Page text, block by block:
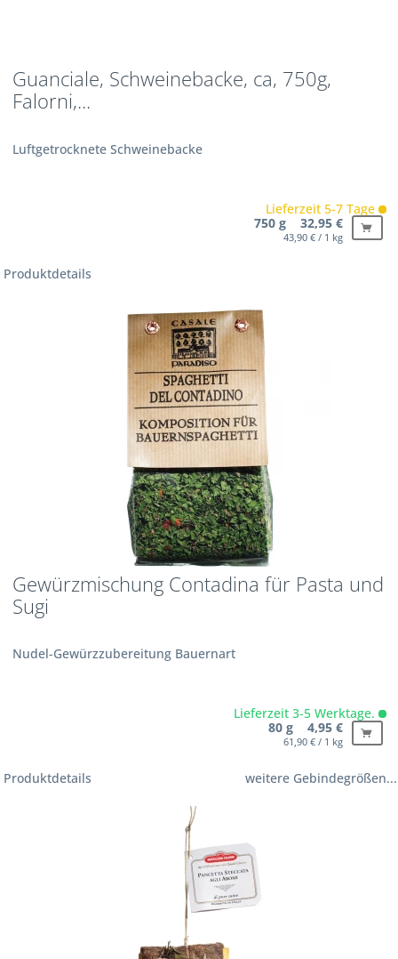
Guanciale, Schweinebacke, ca, 750g,
Falorni,...
Luftgetrocknete Schweinebacke
Lieferzeit 5-7 Tage
750 g 32,95 €
43,90 € / 1 kg
Produktdetails
Gewürzmischung Contadina für Pasta und
Sugi
Nudel-Gewürzzubereitung Bauernart
Lieferzeit 3-5 Werktage.
80 g 4,95 €
61,90 € / 1 kg
Produktdetails weitere Gebindegrößen...